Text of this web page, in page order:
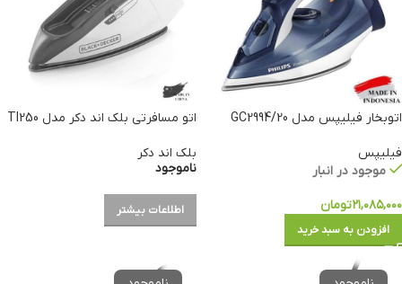
اتوبخار فیلیپس مدل GC2994/20
فیلیپس
موجود در انبار
۲۱,۰۸۵,۰۰۰تومان
افزودن به سبد خرید
اتو مسافرتی بلک اند دکر مدل TI250
بلک اند دکر
ناموجود
اطلاعات بیشتر